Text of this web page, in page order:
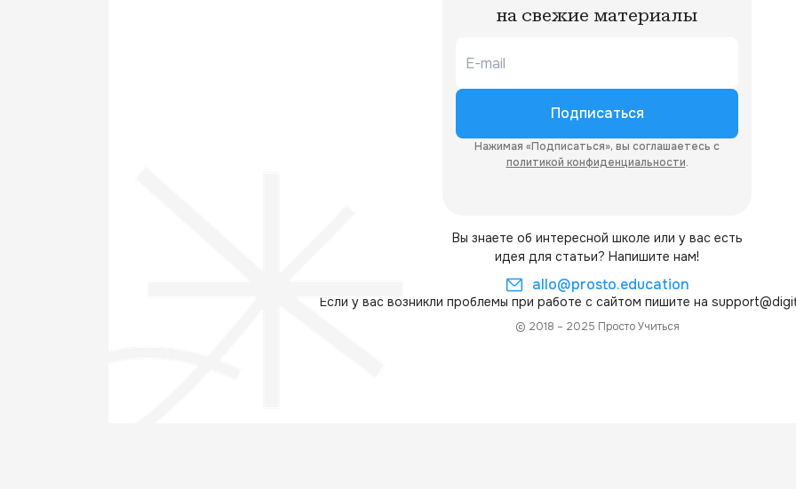
на свежие материалы
Подписаться
Нажимая «Подписаться», вы соглашаетесь с
политикой конфиденциальности.
Вы знаете об интересной школе или у вас есть
идея для статьи? Напишите нам!
allo@prosto.education
Если у вас возникли проблемы при работе с сайтом пишите на
© 2018 – 2025 Просто Учиться